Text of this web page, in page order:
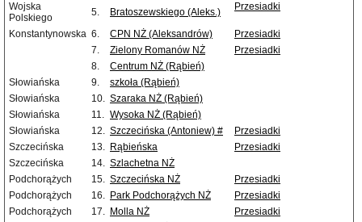
Wojska
Polskiego
5. Bratoszewskiego (Aleks.) Przesiadki
Konstantynowska 6. CPN NŻ (Aleksandrów)
Przesiadki
7.
Zielony Romanów NŻ
Przesiadki
8.
Centrum NŻ (Rąbień)
Słowiańska
9.
szkoła (Rąbień)
Słowiańska
10. Szaraka NŻ (Rąbień)
Słowiańska
11. Wysoka NŻ (Rąbień)
Słowiańska
12. Szczecińska (Antoniew) #
Przesiadki
Szczecińska
13. Rąbieńska
Przesiadki
Szczecińska
14. Szlachetna NŻ
Podchorążych
15. Szczecińska NŻ
Przesiadki
Podchorążych
16. Park Podchorążych NŻ
Przesiadki
Podchorążych
17. Molla NŻ
Przesiadki